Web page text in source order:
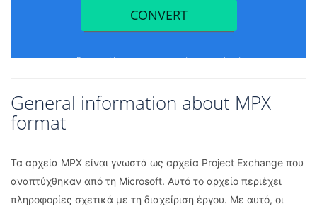
General information about MPX
format
Τα αρχεία MPX είναι γνωστά ως αρχεία Project Exchange που
αναπτύχθηκαν από τη Microsoft. Αυτό το αρχείο περιέχει
πληροφορίες σχετικά με τη διαχείριση έργου. Με αυτό, οι